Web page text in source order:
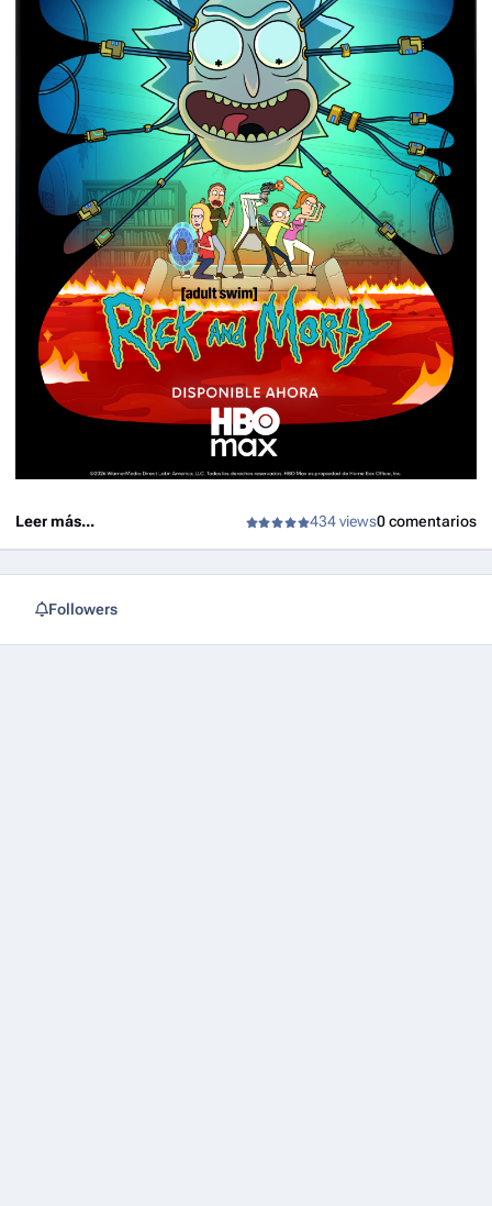
Leer más... 434 views0 comentarios
Followers